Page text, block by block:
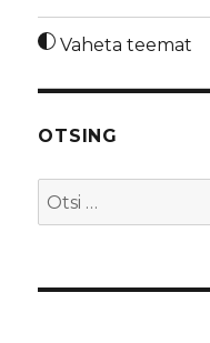
Vaheta teemat
OTSING
Otsi: